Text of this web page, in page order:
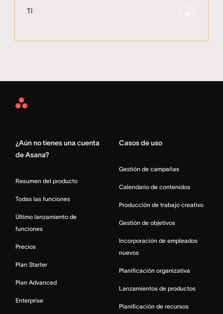
TI
Asana
¿Aún no tienes una cuenta
de Asana?
Resumen del producto
Todas las funciones
Último lanzamiento de
funciones
Precios
Plan Starter
Plan Advanced
Enterprise
Casos de uso
Gestión de campañas
Calendario de contenidos
Producción de trabajo creativo
Gestión de objetivos
Incorporación de empleados
nuevos
Planificación organizativa
Lanzamientos de productos
Planificación de recursos